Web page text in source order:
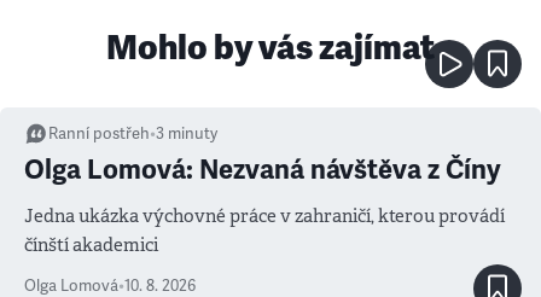
Mohlo by vás zajímat
Ranní postřeh•3 minuty
Olga Lomová: Nezvaná návštěva z Číny
Jedna ukázka výchovné práce v zahraničí, kterou provádí
čínští akademici
Olga Lomová•10. 8. 2026